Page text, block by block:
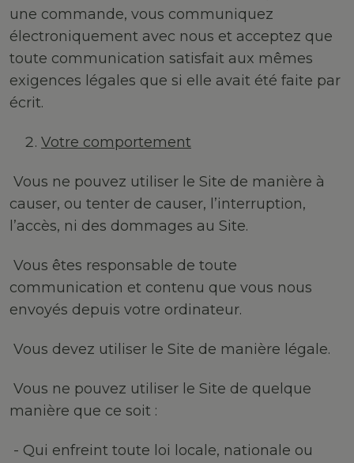
une commande, vous communiquez
électroniquement avec nous et acceptez que
toute communication satisfait aux mêmes
exigences légales que si elle avait été faite par
écrit.
Votre comportement
Vous ne pouvez utiliser le Site de manière à
causer, ou tenter de causer, l’interruption,
l’accès, ni des dommages au Site.
Vous êtes responsable de toute
communication et contenu que vous nous
envoyés depuis votre ordinateur.
Vous devez utiliser le Site de manière légale.
Vous ne pouvez utiliser le Site de quelque
manière que ce soit :
- Qui enfreint toute loi locale, nationale ou